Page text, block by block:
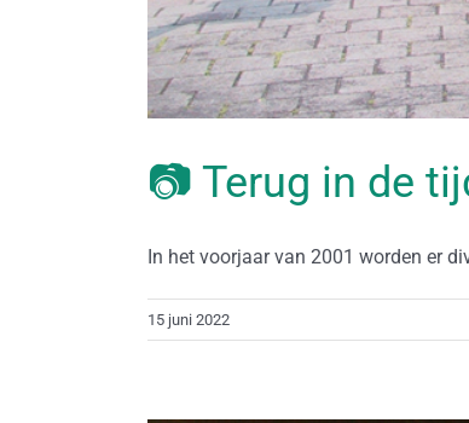
📷 Terug in de
In het voorjaar van 2001 worden er
15 juni 2022